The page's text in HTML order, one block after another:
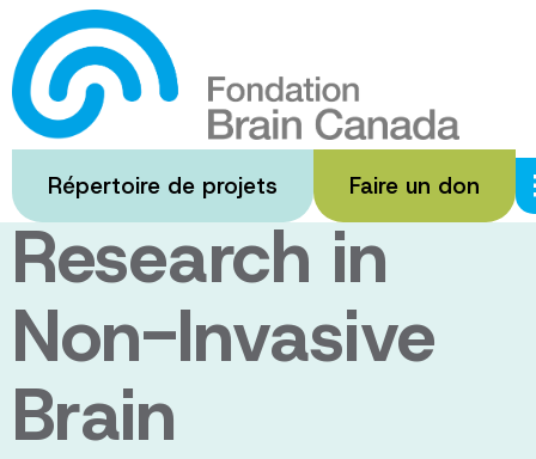
Passer
au
contenu
principal
Répertoire de projets Faire un don
Canadian
Platform for
Research in
Non-Invasive
Brain